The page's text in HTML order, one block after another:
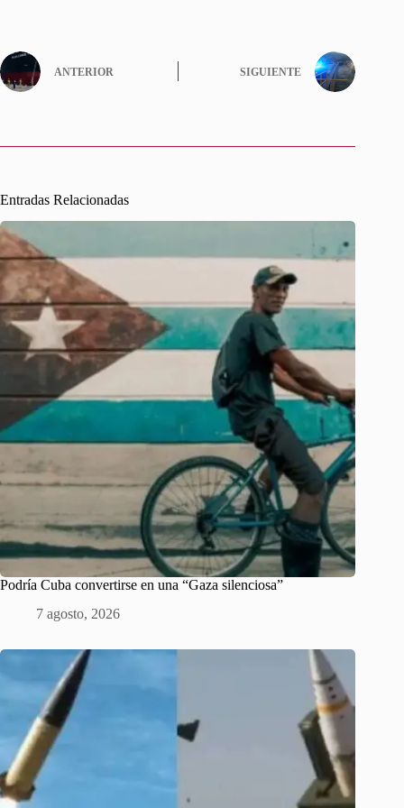
ANTERIOR SIGUIENTE
Entradas Relacionadas
Podría Cuba convertirse en una “Gaza silenciosa”
7 agosto, 2026